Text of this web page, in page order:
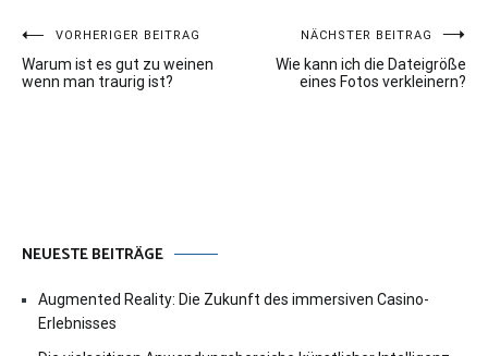
Beitragsnavigation
VORHERIGER BEITRAG
Warum ist es gut zu weinen
wenn man traurig ist?
NÄCHSTER BEITRAG
Wie kann ich die Dateigröße
eines Fotos verkleinern?
NEUESTE BEITRÄGE
Augmented Reality: Die Zukunft des immersiven Casino-
Erlebnisses